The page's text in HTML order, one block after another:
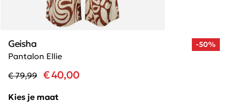
-50%
Pantalon Ellie
Geisha
€ 79,99 € 40,00
Kies je maat